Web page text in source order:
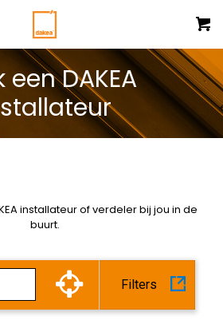
een DAKEA
installateur of verdeler bij jou in de
buurt.
Filters